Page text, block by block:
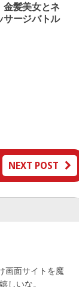
金髪美女とネ
サージバトル
NEXT POST
画面サイトを魔
しいな。